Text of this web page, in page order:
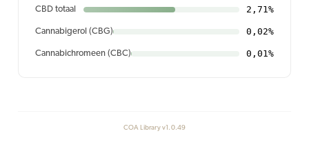
CBD totaal 2,71%
Cannabigerol (CBG) 0,02%
Cannabichromeen (CBC) 0,01%
COA Library v1.0.49